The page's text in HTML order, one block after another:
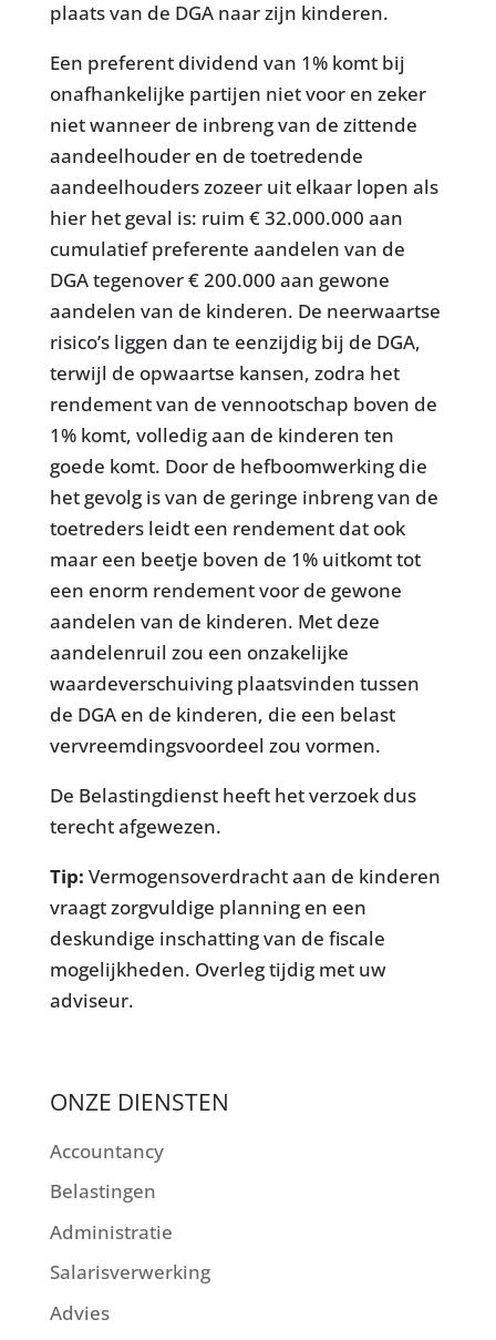
plaats van de DGA naar zijn kinderen.
Een preferent dividend van 1% komt bij
onafhankelijke partijen niet voor en zeker
niet wanneer de inbreng van de zittende
aandeelhouder en de toetredende
aandeelhouders zozeer uit elkaar lopen als
hier het geval is: ruim € 32.000.000 aan
cumulatief preferente aandelen van de
DGA tegenover € 200.000 aan gewone
aandelen van de kinderen. De neerwaartse
risico’s liggen dan te eenzijdig bij de DGA,
terwijl de opwaartse kansen, zodra het
rendement van de vennootschap boven de
1% komt, volledig aan de kinderen ten
goede komt. Door de hefboomwerking die
het gevolg is van de geringe inbreng van de
toetreders leidt een rendement dat ook
maar een beetje boven de 1% uitkomt tot
een enorm rendement voor de gewone
aandelen van de kinderen. Met deze
aandelenruil zou een onzakelijke
waardeverschuiving plaatsvinden tussen
de DGA en de kinderen, die een belast
vervreemdingsvoordeel zou vormen.
De Belastingdienst heeft het verzoek dus
terecht afgewezen.
Tip: Vermogensoverdracht aan de kinderen
vraagt zorgvuldige planning en een
deskundige inschatting van de fiscale
mogelijkheden. Overleg tijdig met uw
adviseur.
ONZE DIENSTEN
Accountancy
Belastingen
Administratie
Salarisverwerking
Advies